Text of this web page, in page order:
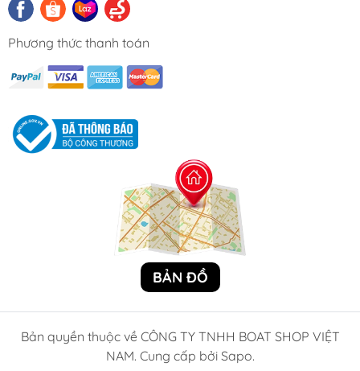
Phương thức thanh toán
BẢN ĐỒ
Bản quyền thuộc về CÔNG TY TNHH BOAT SHOP VIỆT
NAM. Cung cấp bởi Sapo.